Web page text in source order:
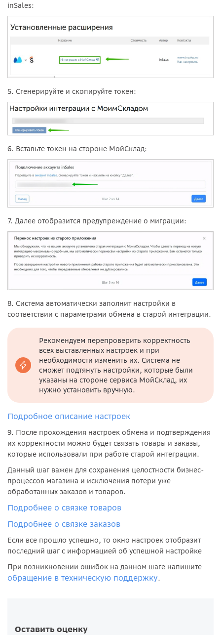
inSales:
5. Сгенерируйте и скопируйте токен:
6. Вставьте токен на стороне МойСклад:
7. Далее отобразится предупреждение о миграции:
8. Система автоматически заполнит настройки в
соответствии с параметрами обмена в старой интеграции.
Рекомендуем перепроверить корректность
всех выставленных настроек и при
необходимости изменить их. Система не
сможет подтянуть настройки, которые были
указаны на стороне сервиса МойСклад, их
нужно установить вручную.
Подробное описание настроек
9. После прохождения настроек обмена и подтверждения
их корректности можно будет связать товары и заказы,
которые использовали при работе старой интеграции.
Данный шаг важен для сохранения целостности бизнес-
процессов магазина и исключения потери уже
обработанных заказов и товаров.
Подробнее о связке товаров
Подробнее о связке заказов
Если все прошло успешно, то окно настроек отобразит
последний шаг с информацией об успешной настройке
При возникновении ошибок на данном шаге напишите
обращение в техническую поддержку.
Оставить оценку